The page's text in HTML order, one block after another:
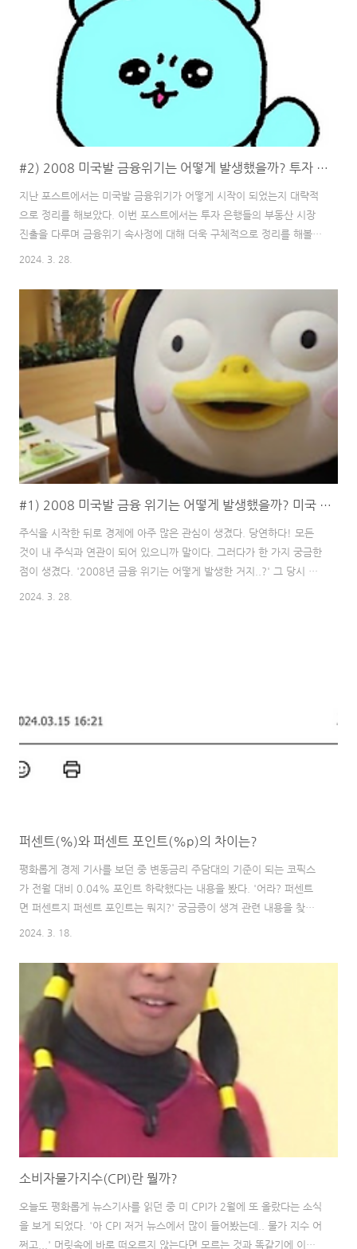
은 관심이 생겼다. 당연하다! 모든 것이 내 주식과 연관이 되어 있으니
까 말이다. 그러다가 한 가지 궁금한 점이 생겼다. '2008년 금융 위..
#2) 2008 미국발 금융위기는 어떻게 발생했을까? 투자 은행의 부동산 시장 진출(부제 : 파생상품의 위험성)
지난 포스트에서는 미국발 금융위기가 어떻게 시작이 되었는지 대략적
으로 정리를 해보았다. 이번 포스트에서는 투자 은행들의 부동산 시장
진출을 다루며 금융위기 속사정에 대해 더욱 구체적으로 정리를 해볼
예정이다. 이전글> #1) 2008 미국발 금융 위기는 어떻게 발생했을까?
2008 미국발 금융 위기는 어떻게 발생했을까? 미국 집값이 끝없이 오
른 이유는? 경제공부 경제 주식을 시작한 뒤로 경제에 아주 많은 관심
이 생겼다. 당연하다! 모든 것이 내 주식과 연관이 되어 있으니까 말이
다. 그러다가 한 가지 궁금한 점이 생겼다. '2008년 금융 위기는 어떻
게 발생한 거 sunday8am.com 1. 상업은행(CB)과 투자은행(IB)이
2024. 3. 28.
#1) 2008 미국발 금융 위기는 어떻게 발생했을까? 미국 집값이 끝없이 오른 이유는? 경제공부 경제상식 재테크
주식을 시작한 뒤로 경제에 아주 많은 관심이 생겼다. 당연하다! 모든
것이 내 주식과 연관이 되어 있으니까 말이다. 그러다가 한 가지 궁금한
점이 생겼다. '2008년 금융 위기는 어떻게 발생한 거지..?' 그 당시 난
2024. 3. 28.
퍼센트(%)와 퍼센트 포인트(%p)의 차이는?
평화롭게 경제 기사를 보던 중 변동금리 주담대의 기준이 되는 코픽스
가 전월 대비 0.04% 포인트 하락했다는 내용을 봤다. '어라? 퍼센트
면 퍼센트지 퍼센트 포인트는 뭐지?' 궁금증이 생겨 관련 내용을 찾아
보았고 한 번 정리해 놓는 게 좋을 것 같아서 이렇게 포스트를 써 보고
https://www.hankyung.com/article/202403153567i '휴~' 한
숨 돌린 영끌족…변동금리 주담대 0.04%p 내린다 '휴~' 한 숨 돌린
영끌족…변동금리 주담대 0.04%p 내린다, 2월 기준 코픽스 0.04%p
↓ 은행 변동형 주담대 연4% 초반까지 내려 www.hankyung.com 퍼
센트(%)와 퍼센트 포인트(% p)의 차이는? 일상생활에서 정말 자주
사용하는 퍼센트는 백..
2024. 3. 18.
소비자물가지수(CPI)란 뭘까?
오늘도 평화롭게 뉴스기사를 읽던 중 미 CPI가 2월에 또 올랐다는 소식
을 보게 되었다. '아 CPI 저거 뉴스에서 많이 들어봤는데.. 물가 지수 어
쩌고...' 머릿속에 바로 떠오르지 않는다면 모르는 것과 똑같기에 이번